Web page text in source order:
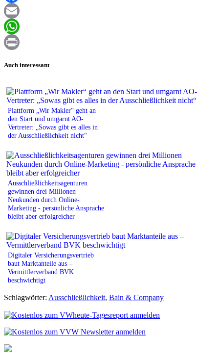
Facebook
Email
WhatsApp
Auch interessant
Plattform „Wir Makler“ geht an
den Start und umgarnt AO-
Vertreter: „Sowas gibt es alles in
der Ausschließlichkeit nicht“
Ausschließlichkeitsagenturen
gewinnen drei Millionen
Neukunden durch Online-
Marketing - persönliche Ansprache
bleibt aber erfolgreicher
Digitaler Versicherungsvertrieb
baut Marktanteile aus –
Vermittlerverband BVK
beschwichtigt
Schlagwörter: Ausschließlichkeit, Bain & Company